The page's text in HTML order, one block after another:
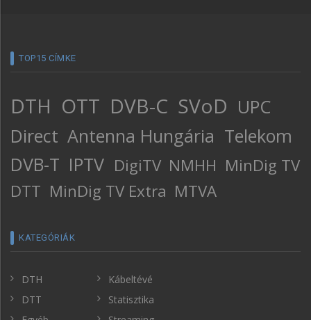
TOP15 CÍMKE
DTH OTT DVB-C SVoD UPC
Direct Antenna Hungária Telekom
DVB-T IPTV DigiTV NMHH MinDig TV
DTT MinDig TV Extra MTVA
KATEGÓRIÁK
DTH
DTT
Kábeltévé
Statisztika